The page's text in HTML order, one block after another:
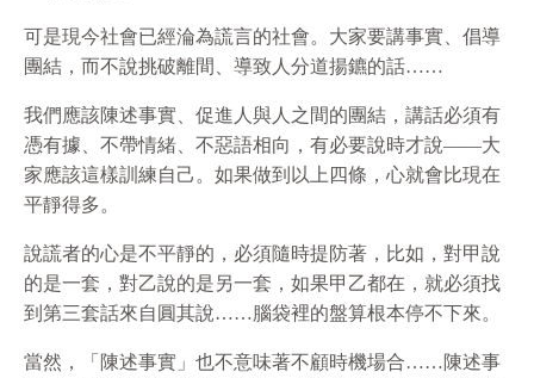
可是現今社會已經淪為謊言的社會。大家要講事實、倡導
團結，而不說挑破離間、導致人分道揚鑣的話……
我們應該陳述事實、促進人與人之間的團結，講話必須有
憑有據、不帶情緒、不惡語相向，有必要說時才說——大
家應該這樣訓練自己。如果做到以上四條，心就會比現在
平靜得多。
說謊者的心是不平靜的，必須隨時提防著，比如，對甲說
的是一套，對乙說的是另一套，如果甲乙都在，就必須找
到第三套話來自圓其說……腦袋裡的盤算根本停不下來。
當然，「陳述事實」也不意味著不顧時機場合……陳述事